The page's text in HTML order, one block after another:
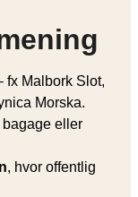
fx Malbork Slot,
Morska.
bagage eller
, hvor offentlig